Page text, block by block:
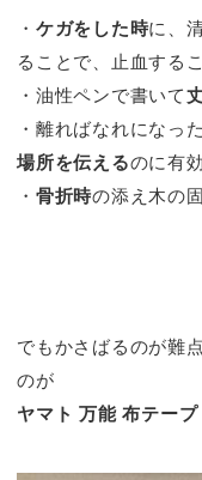
・ ケガをした時に、
ることで、止血する
・油性ペンで書いて
・離ればなれになっ
場所を伝えるのに有効
・ 骨折時の添え木の
でもかさばるのが難
のが
ヤマト 万能 布テー